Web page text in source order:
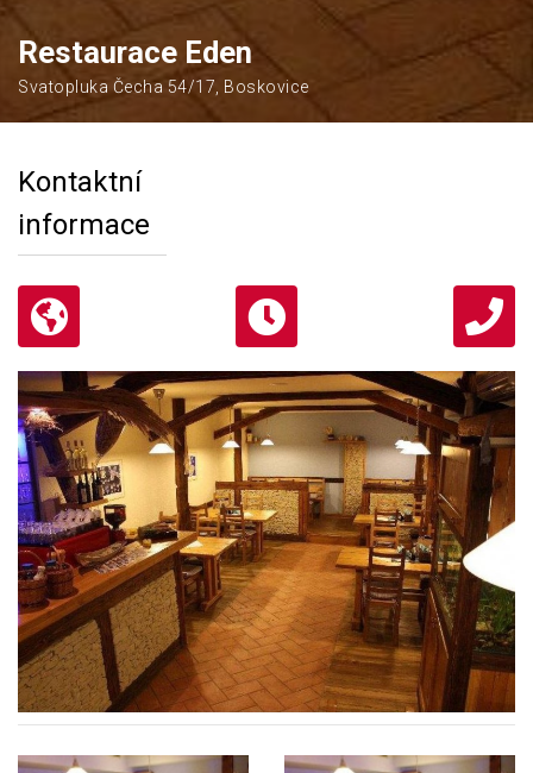
Restaurace Eden
Svatopluka Čecha 54/17, Boskovice
Kontaktní
informace